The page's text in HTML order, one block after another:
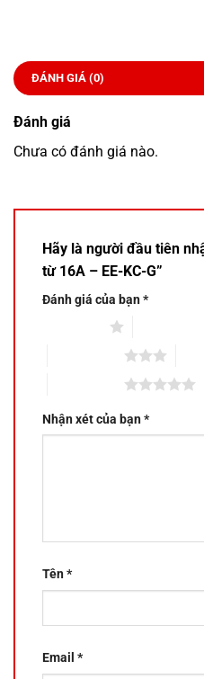
ĐÁNH GIÁ (0)
Đánh giá
Chưa có đánh giá nào.
Hãy là người đầu tiên
từ 16A – EE-KC-G”
Đánh giá của bạn*
Nhận xét của bạn*
Tên*
Email *